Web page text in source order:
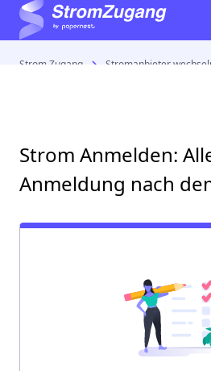
Strom Zugang Stromanbieter
Strom Anmelden:
Anmeldung nach